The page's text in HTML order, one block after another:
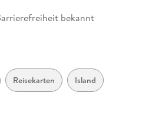
bekannt
Reisekarten Island